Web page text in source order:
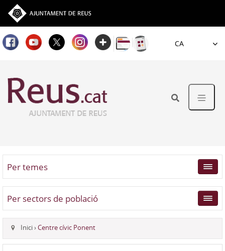
Idioma
Per temes
Per sectors de població
Inici›Centre cívic Ponent